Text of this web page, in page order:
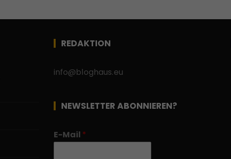
REDAKTION
info@bloghaus.eu
NEWSLETTER ABONNIEREN?
E-Mail *